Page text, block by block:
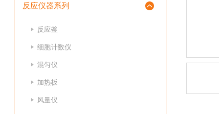
反应仪器系列
反应釜
细胞计数仪
混匀仪
加热板
风量仪